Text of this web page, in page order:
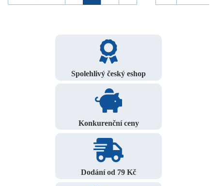
Spolehlivý český eshop
Konkurenční ceny
Dodání od 79 Kč